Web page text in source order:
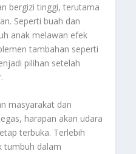
bergizi tinggi, terutama
Seperti buah dan
anak melawan efek
tambahan seperti
pilihan setelah
masyarakat dan
harapan akan udara
terbuka. Terlebih
tumbuh dalam